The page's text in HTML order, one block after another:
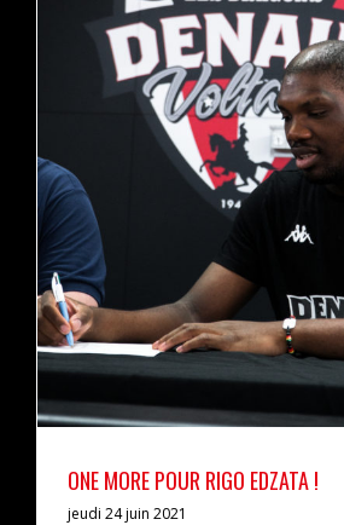
ONE MORE POUR RIGO
actualités pro b
ONE MORE POUR RIGO EDZATA !
jeudi 24 juin 2021